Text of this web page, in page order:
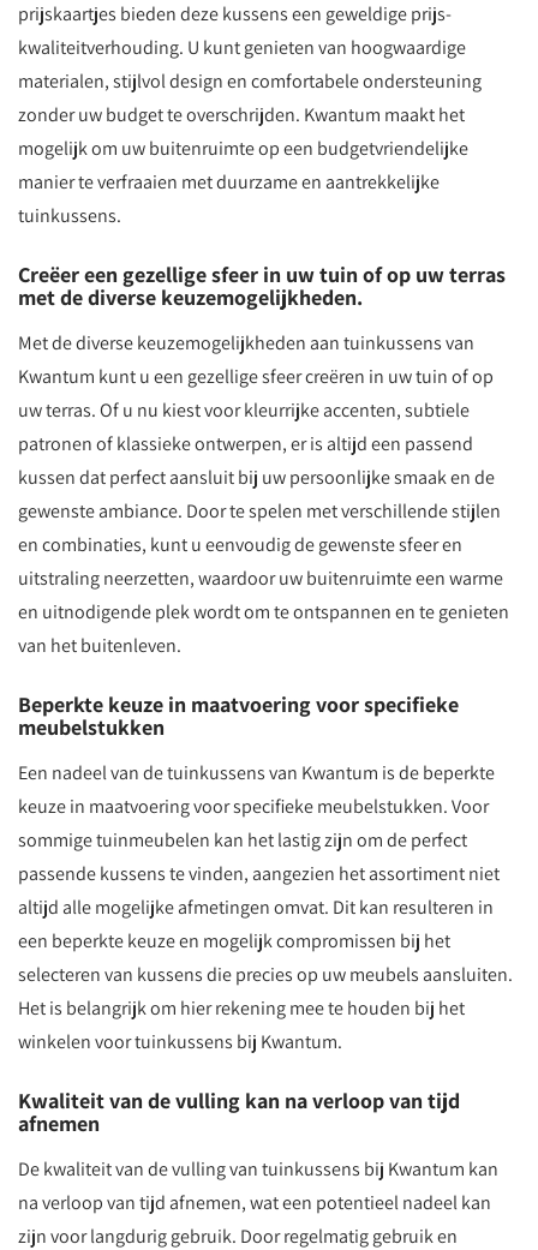
prijskaartjes bieden deze kussens een geweldige prijs-
kwaliteitverhouding. U kunt genieten van hoogwaardige
materialen, stijlvol design en comfortabele ondersteuning
zonder uw budget te overschrijden. Kwantum maakt het
mogelijk om uw buitenruimte op een budgetvriendelijke
manier te verfraaien met duurzame en aantrekkelijke
tuinkussens.
Creëer een gezellige sfeer in uw tuin of op uw terras
met de diverse keuzemogelijkheden.
Met de diverse keuzemogelijkheden aan tuinkussens van
Kwantum kunt u een gezellige sfeer creëren in uw tuin of op
uw terras. Of u nu kiest voor kleurrijke accenten, subtiele
patronen of klassieke ontwerpen, er is altijd een passend
kussen dat perfect aansluit bij uw persoonlijke smaak en de
gewenste ambiance. Door te spelen met verschillende stijlen
en combinaties, kunt u eenvoudig de gewenste sfeer en
uitstraling neerzetten, waardoor uw buitenruimte een warme
en uitnodigende plek wordt om te ontspannen en te genieten
van het buitenleven.
Beperkte keuze in maatvoering voor specifieke
meubelstukken
Een nadeel van de tuinkussens van Kwantum is de beperkte
keuze in maatvoering voor specifieke meubelstukken. Voor
sommige tuinmeubelen kan het lastig zijn om de perfect
passende kussens te vinden, aangezien het assortiment niet
altijd alle mogelijke afmetingen omvat. Dit kan resulteren in
een beperkte keuze en mogelijk compromissen bij het
selecteren van kussens die precies op uw meubels aansluiten.
Het is belangrijk om hier rekening mee te houden bij het
winkelen voor tuinkussens bij Kwantum.
Kwaliteit van de vulling kan na verloop van tijd
afnemen
De kwaliteit van de vulling van tuinkussens bij Kwantum kan
na verloop van tijd afnemen, wat een potentieel nadeel kan
zijn voor langdurig gebruik. Door regelmatig gebruik en